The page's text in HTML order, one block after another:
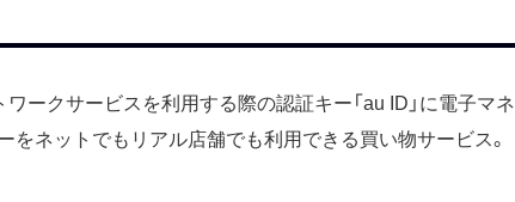
ワークサービスを利用する際の認証キー「au ID」に電子マネ
をネットでもリアル店舗でも利用できる買い物サービス。